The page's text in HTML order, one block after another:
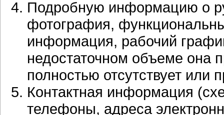
Подробную информацию о
фотография,
информация, рабочий
недостаточном объеме она
полностью отсутствует
Контактная информация
телефоны, адреса